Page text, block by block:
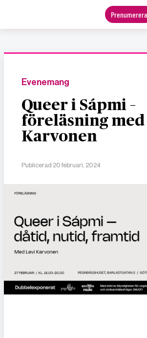
Prenumerera
Evenemang
Queer i Sápmi –
föreläsning
Karvonen
Publicerad 20 februari, 2024